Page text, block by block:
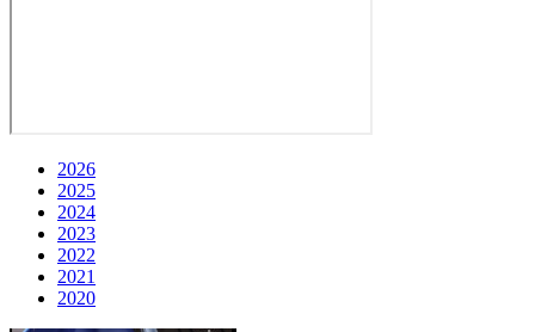
2026
2025
2024
2023
2022
2021
2020